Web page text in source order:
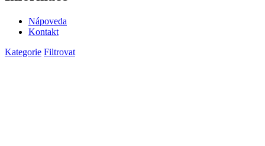
Nápoveda
Kontakt
Kategorie Filtrovat